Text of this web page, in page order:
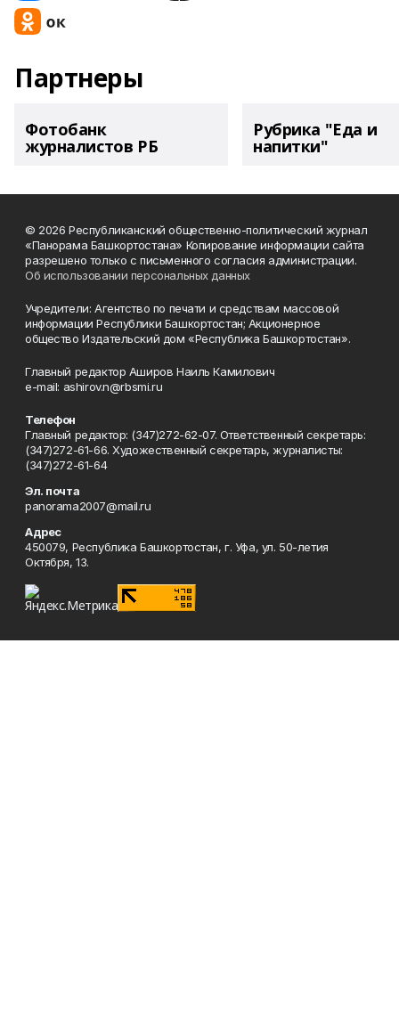
Партнеры
Фотобанк
журналистов РБ
Рубрика "Еда и
напитки"
© 2026 Республиканский общественно-политический журнал
«Панорама Башкортостана» Копирование информации сайта
разрешено только с письменного согласия администрации.
Об использовании персональных данных
Учредители: Агентство по печати и средствам массовой
информации Республики Башкортостан; Акционерное
общество Издательский дом «Республика Башкортостан».
Главный редактор Аширов Наиль Камилович
e-mail: ashirov.n@rbsmi.ru
Телефон
Главный редактор: (347)272-62-07. Ответственный секретарь:
(347)272-61-66. Художественный секретарь, журналисты:
(347)272-61-64
Эл. почта
panorama2007@mail.ru
Адрес
450079, Республика Башкортостан, г. Уфа, ул. 50-летия
Октября, 13.